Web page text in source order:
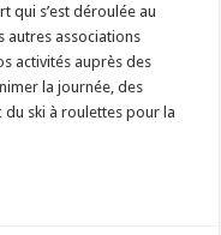
qui s’est déroulée au
autres associations
activités auprès des
la journée, des
du ski à roulettes pour la